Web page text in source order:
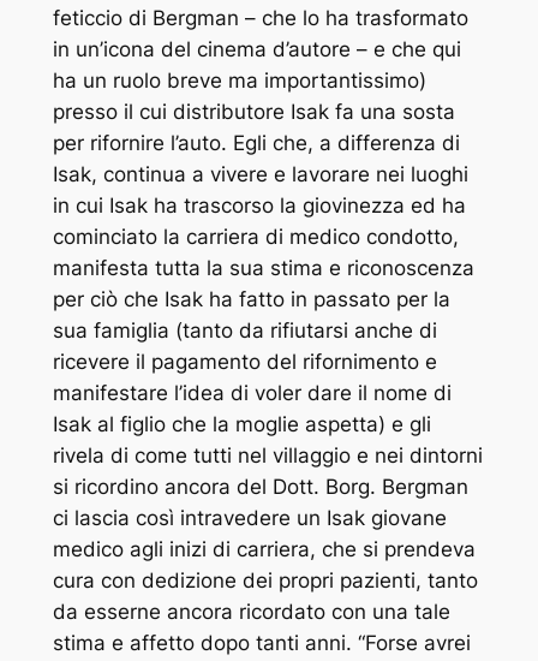
feticcio di Bergman – che lo ha trasformato
in un’icona del cinema d’autore – e che qui
ha un ruolo breve ma importantissimo)
presso il cui distributore Isak fa una sosta
per rifornire l’auto. Egli che, a differenza di
Isak, continua a vivere e lavorare nei luoghi
in cui Isak ha trascorso la giovinezza ed ha
cominciato la carriera di medico condotto,
manifesta tutta la sua stima e riconoscenza
per ciò che Isak ha fatto in passato per la
sua famiglia (tanto da rifiutarsi anche di
ricevere il pagamento del rifornimento e
manifestare l’idea di voler dare il nome di
Isak al figlio che la moglie aspetta) e gli
rivela di come tutti nel villaggio e nei dintorni
si ricordino ancora del Dott. Borg. Bergman
ci lascia così intravedere un Isak giovane
medico agli inizi di carriera, che si prendeva
cura con dedizione dei propri pazienti, tanto
da esserne ancora ricordato con una tale
stima e affetto dopo tanti anni. “Forse avrei